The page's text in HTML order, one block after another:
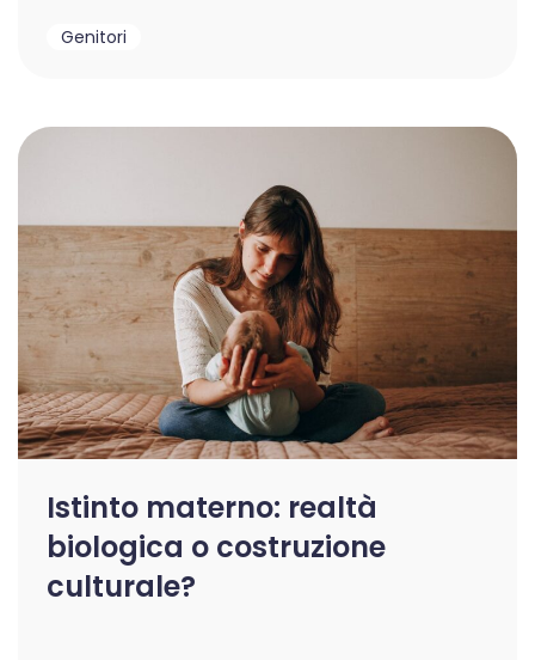
Genitori
Istinto materno: realtà
biologica o costruzione
culturale?